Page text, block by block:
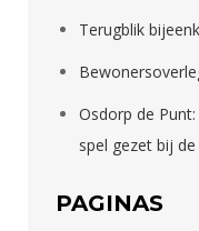
Terugblik
Osdorp de
spel gezet bij
PAGINAS